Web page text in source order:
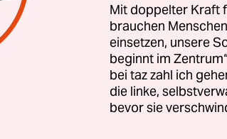
ist indes nicht der einzige
gestiegen ist zum Teil auch
zuletzt für private
hätten. „Kein Strandbad soll
Iris Spranger (SPD).
Mit doppelter Kraft
brauchen
einsetzen, unsere
beginnt im
bei taz zahl ich
die linke,
bevor sie